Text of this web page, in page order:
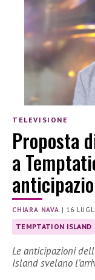
TELEVISIONE
Proposta
a
CHIARA NAVA | 16
TEMPTATION ISLAND
Le anticipazioni
Island svelano